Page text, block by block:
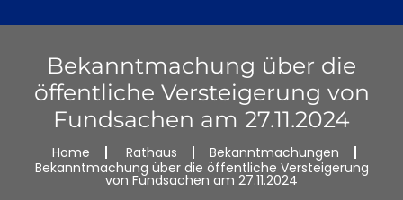
Bekanntmachung über die
öffentliche Versteigerung von
Fundsachen am 27.11.2024
Home Rathaus
Bekanntmachungen
Bekanntmachung über die öffentliche Versteigerung
von Fundsachen am 27.11.2024